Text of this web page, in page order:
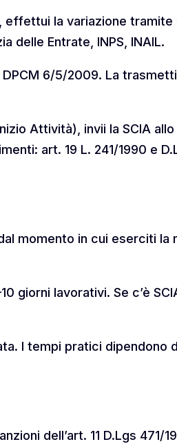
la variazione tramite
delle Entrate, INPS, INAIL.
6/5/2009. La
Attività), invii la SCIA
art. 19 L. 241/1990 e
momento in cui eserciti la
giorni lavorativi. Se c’è
I tempi pratici dipendono
dell’art. 11 D.Lgs 471/